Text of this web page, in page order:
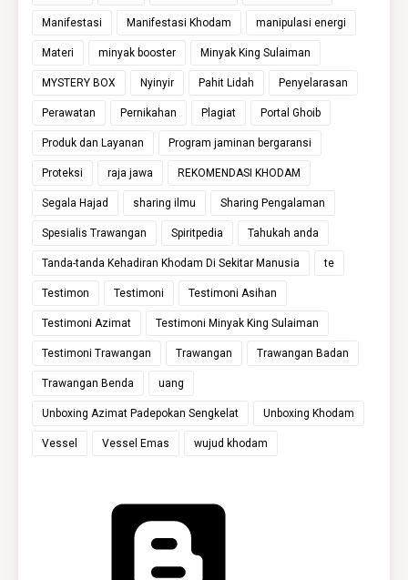
Manifestasi Manifestasi Khodam manipulasi energi
Materi minyak booster Minyak King Sulaiman
MYSTERY BOX Nyinyir Pahit Lidah Penyelarasan
Perawatan Pernikahan Plagiat Portal Ghoib
Produk dan Layanan Program jaminan bergaransi
Proteksi raja jawa REKOMENDASI KHODAM
Segala Hajad sharing ilmu Sharing Pengalaman
Spesialis Trawangan Spiritpedia Tahukah anda
Tanda-tanda Kehadiran Khodam Di Sekitar Manusia te
Testimon Testimoni Testimoni Asihan
Testimoni Azimat Testimoni Minyak King Sulaiman
Testimoni Trawangan Trawangan Trawangan Badan
Trawangan Benda uang
Unboxing Azimat Padepokan Sengkelat Unboxing Khodam
Vessel Vessel Emas wujud khodam